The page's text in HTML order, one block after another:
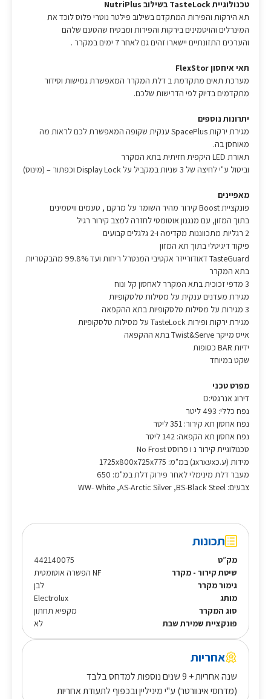
טכנולוגיית TasteLock בשילוב NutriPlus
תא הירקות והפירות המתקדם בשילוב פילטר נוטרי פלוס לוכד את
המינרלים והויטמינים בירקות והפירות ומבטיח שהטעם שלהם
והערכים התזונתיים יישארו זהים גם לאחר 7 ימים במקרר .
תאי איחסון FlexStor
מערכת תאים מתקדמת ב דלת המקרר המאפשרת גמישות וסידור
מתקדמים בדיוק לפי הדרישות שלכם.
יתרונות נוספים
מגירת ירקות SpacePlus ענקית שקופה המאפשרת לכם לראות מה
מאוחסן בה.
תאורת LED היקפית חזיתית בתא המקרר
וביטול ע"י לחיצה של 3 שניות במקביל על Display Lock וכפתור – (מינוס)
מאפיינים
פונקציית Boost קירור מהיר השומר על מרקם , טעמים וויטמינים
בתוך המזון, עם מנגנון אוטומטי לחזרה למצב קירור רגיל
2 רגליות מתכווננות מקדימה ו-2 גלגלים קבועים
פיקוד דיגיטלי בתוך תא המזון
TasteGuard דאודורייזר אקטיבי המנטרל ריחות ועד 99.8% מהבקטריות
בתא המקרר
3 מדפי זכוכית בתא המקרר לאחסון קל ונוח
מגירת מעדנים ענקית על מסילות טלסקופיות
3 מגירות על מסילות טלסקופיות בתא ההקפאה
מגירת ירקות ופירות TasteLock על מסילות טלסקופיות
אייס מייקר Twist&Serve בתא ההקפאה
ידיות BAR כסופות
שקט במיוחד
מפרט טכני
דירוג אנרגטי:D
נפח כללי: 493 ליטר
נפח אחסון תא קירור: 351 ליטר
נפח אחסון תא הקפאה: 142 ליטר
טכנולוגיית קירור נ ו פרוסט No Frost
מידות (ע.כxעxרxג) במ"מ: 1725x800x725x775
מעבר דלת מינימלי לאחר פירוק דלת במ"מ: 650
צבעים: WW- White ,AS-Arctic Silver ,BS-Black Steel
תכונות
מק״ט
442140075
שיטת קירור - מקרר
NF הפשרה אוטומטית
גימור מקרר
לבן
מותג
Electrolux
סוג המקרר
מקפיא תחתון
פונקציית שמירת שבת
לא
אחריות
שנה אחריות + 9 שנים נוספות למדחס בלבד
(מדחסיאינוורטר) ע"י מיניליין ובכפוף לתעודת אחריות